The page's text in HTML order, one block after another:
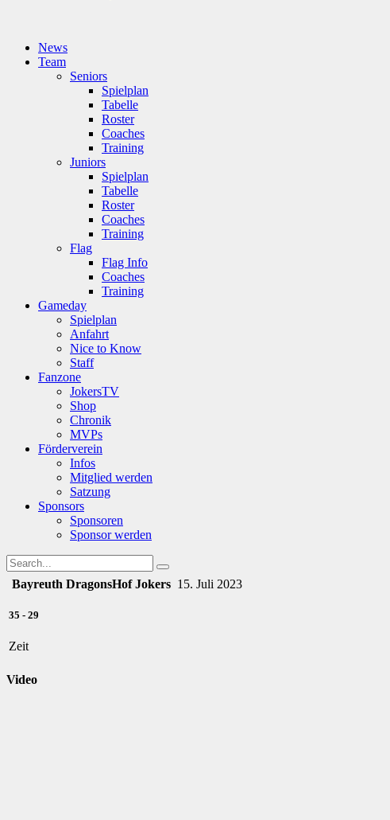
News
Team
Seniors
Spielplan
Tabelle
Roster
Coaches
Training
Juniors
Spielplan
Tabelle
Roster
Coaches
Training
Flag
Flag Info
Coaches
Training
Gameday
Spielplan
Anfahrt
Nice to Know
Staff
Fanzone
JokersTV
Shop
Chronik
MVPs
Förderverein
Infos
Mitglied werden
Satzung
Sponsors
Sponsoren
Sponsor werden
Bayreuth DragonsHof Jokers 15. Juli 2023
35 - 29
Zeit
Video